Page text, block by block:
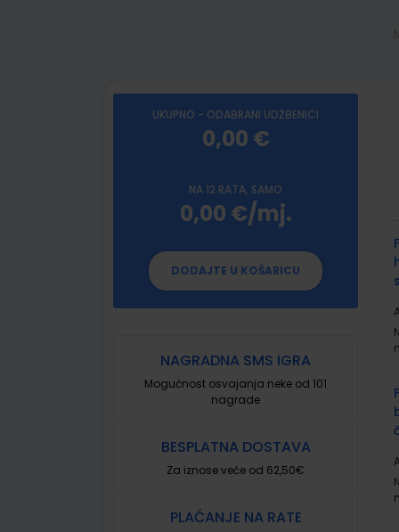
UKUPNO - ODABRANI UDŽBENICI
0,00 €
NA 12 RATA, SAMO
0,00 €/mj.
DODAJTE U KOŠARICU
NAGRADNA SMS IGRA
Mogućnost osvajanja neke od 101
nagrade
BESPLATNA DOSTAVA
Za iznose veće od 62,50€
PLAĆANJE NA RATE